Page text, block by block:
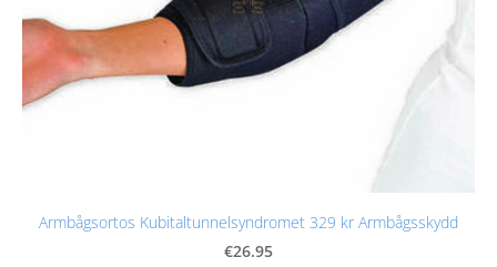
Armbågsortos Kubitaltunnelsyndromet 329 kr Armbågsskydd
€26.95